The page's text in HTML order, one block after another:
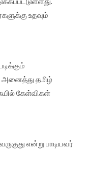
உதவும்
அனைத்து தமிழ்
கேள்விகள்
என்று பாடியவர்